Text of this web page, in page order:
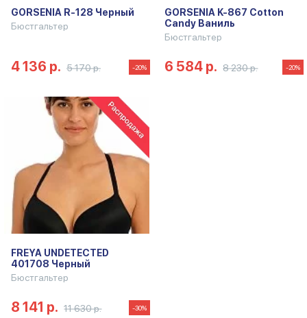
GORSENIA R-128 Черный
Бюстгальтер
4 136 р. 5 170 р. -20%
GORSENIA K-867 Cotton
Candy Ваниль
Бюстгальтер
6 584 р. 8 230 р. -20%
FREYA UNDETECTED
401708 Черный
Бюстгальтер
8 141 р. 11 630 р. -30%